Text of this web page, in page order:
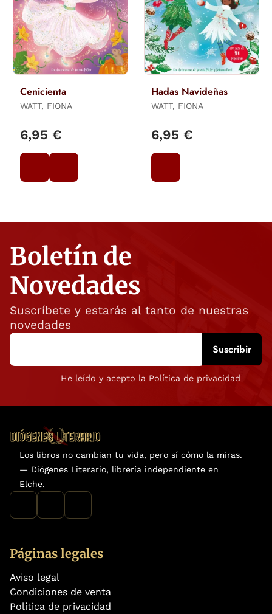
Cenicienta
WATT, FIONA
6,95 €
Hadas Navideñas
WATT, FIONA
6,95 €
Boletín de
Novedades
Suscríbete y estarás al tanto de nuestras
novedades
He leído y acepto la Política de privacidad
Los libros no cambian tu vida, pero sí cómo la miras.
— Diógenes Literario, librería independiente en
Elche.
Páginas legales
Aviso legal
Condiciones de venta
Política de privacidad